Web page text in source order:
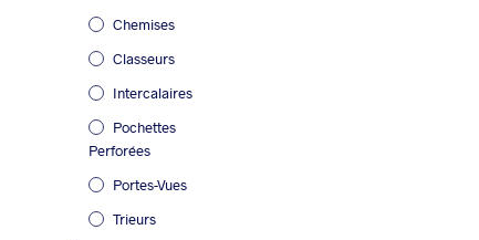
Chemises
Classeurs
Intercalaires
Pochettes
Perforées
Portes-Vues
Trieurs